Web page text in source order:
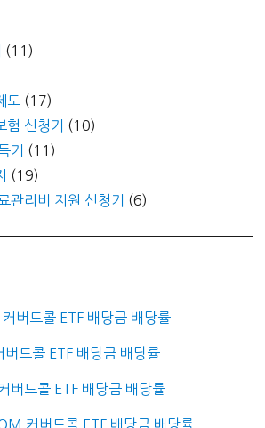
(11)
도 (17)
험 신청기
(10)
기
(11)
(19)
관리비 지원 신청기
(6)
버드콜 ETF 배당금 배당률
드콜 ETF 배당금 배당률
버드콜 ETF 배당금 배당률
커버드콜 ETF 배당금 배당률